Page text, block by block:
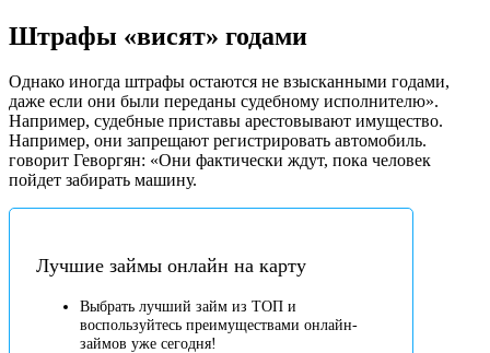
Штрафы «висят» годами
Однако иногда штрафы остаются не взысканными годами,
даже если они были переданы судебному исполнителю».
Например, судебные приставы арестовывают имущество.
Например, они запрещают регистрировать автомобиль.
говорит Геворгян: «Они фактически ждут, пока человек
пойдет забирать машину.
Лучшие займы онлайн на карту
Выбрать лучший займ из ТОП и
воспользуйтесь преимуществами онлайн-
займов уже сегодня!